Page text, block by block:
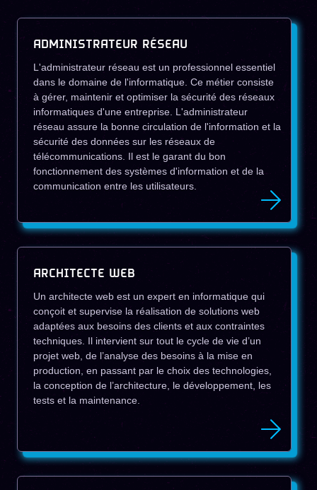
ADMINISTRATEUR RÉSEAU
L'administrateur réseau est un professionnel essentiel
dans le domaine de l'informatique. Ce métier consiste
à gérer, maintenir et optimiser la sécurité des réseaux
informatiques d'une entreprise. L'administrateur
réseau assure la bonne circulation de l'information et la
sécurité des données sur les réseaux de
télécommunications. Il est le garant du bon
fonctionnement des systèmes d'information et de la
communication entre les utilisateurs.
ARCHITECTE WEB
Un architecte web est un expert en informatique qui
conçoit et supervise la réalisation de solutions web
adaptées aux besoins des clients et aux contraintes
techniques. Il intervient sur tout le cycle de vie d’un
projet web, de l’analyse des besoins à la mise en
production, en passant par le choix des technologies,
la conception de l’architecture, le développement, les
tests et la maintenance.